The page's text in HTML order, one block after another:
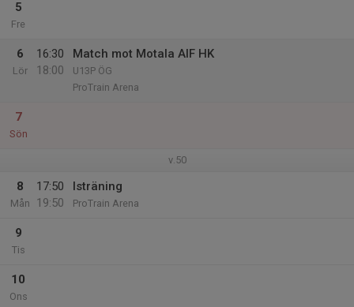
5
Fre
6
Lör
16:30
18:00
Match mot Motala AIF HK
U13P ÖG
ProTrain Arena
7
Sön
v.50
8
Mån
17:50
19:50
Isträning
ProTrain Arena
9
Tis
10
Ons